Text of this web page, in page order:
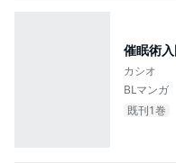
催眠術
カシオ
BLマンガ
既刊1巻